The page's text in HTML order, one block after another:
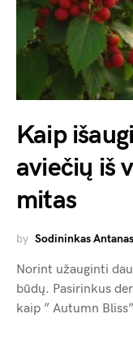
Kaip
aviečių iš
mitas
by Sodininkas Antanas
Norint užauginti
būdų. Pasirinkus
kaip ” Autumn